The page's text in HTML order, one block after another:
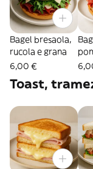
Bagel bresaola,
rucola e grana
6,00 €
Toast,